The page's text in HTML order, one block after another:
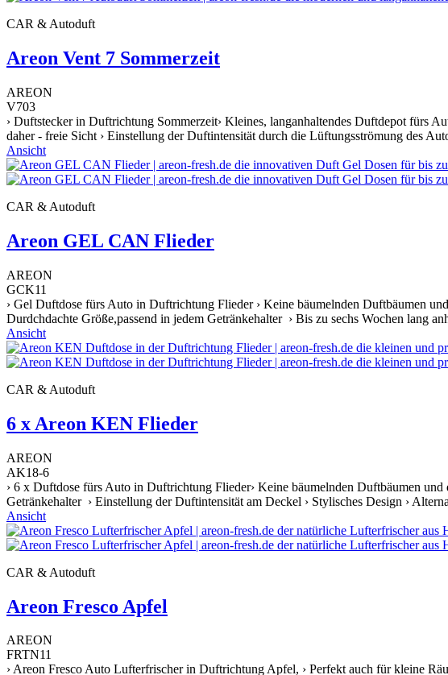
CAR & Autoduft
Areon Vent 7 Sommerzeit
AREON
V703
› Duftstecker in Duftrichtung Sommerzeit› Kleines, langanhaltendes Duftdepot fürs
daher - freie Sicht › Einstellung der Duftintensität durch die Lüftungsströmung des
Ansicht
CAR & Autoduft
Areon GEL CAN Flieder
AREON
GCK11
› Gel Duftdose fürs Auto in Duftrichtung Flieder › Keine bäumelnden Duftbäumen
Durdchdachte Größe,passend in jedem Getränkehalter › Bis zu sechs Wochen lang
Ansicht
CAR & Autoduft
6 x Areon KEN Flieder
AREON
AK18-6
› 6 x Duftdose fürs Auto in Duftrichtung Flieder› Keine bäumelnden Duftbäumen
Getränkehalter › Einstellung der Duftintensität am Deckel › Stylisches Design ›
Ansicht
CAR & Autoduft
Areon Fresco Apfel
AREON
FRTN11
› Areon Fresco Auto Lufterfrischer in Duftrichtung Apfel, › Perfekt auch für kleine